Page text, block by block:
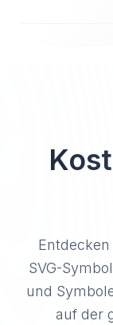
SVG-
und
auf der